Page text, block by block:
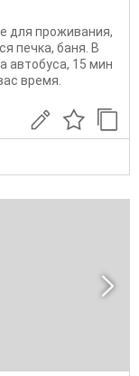
для проживания,
печка, баня. В
автобуса, 15 мин
время.